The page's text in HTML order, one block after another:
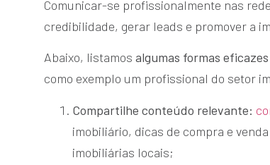
Comunicar-se profissionalmente nas
credibilidade, gerar leads e promover a
Abaixo, listamos algumas formas
como exemplo um profissional do setor
Compartilhe conteúdo relevante:
imobiliário, dicas de compra e
imobiliárias locais;